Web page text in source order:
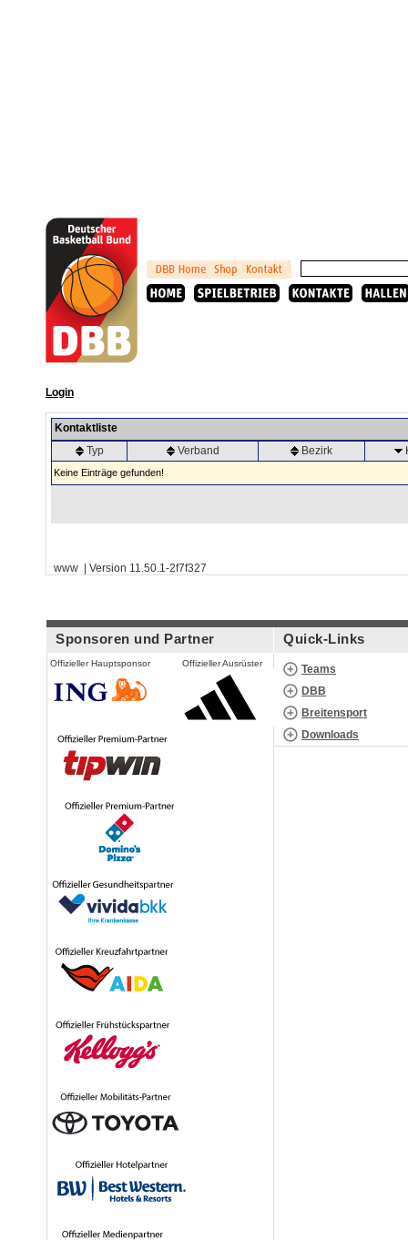
Login
Kontaktliste
Typ
Verband Bezirk
Keine Einträge gefunden!
www | Version 11.50.1-2f7f327
Sponsoren und Partner
Offizieller Hauptsponsor Offizieller Ausrüster
Quick-Links
Teams
DBB
Breitensport
Downloads